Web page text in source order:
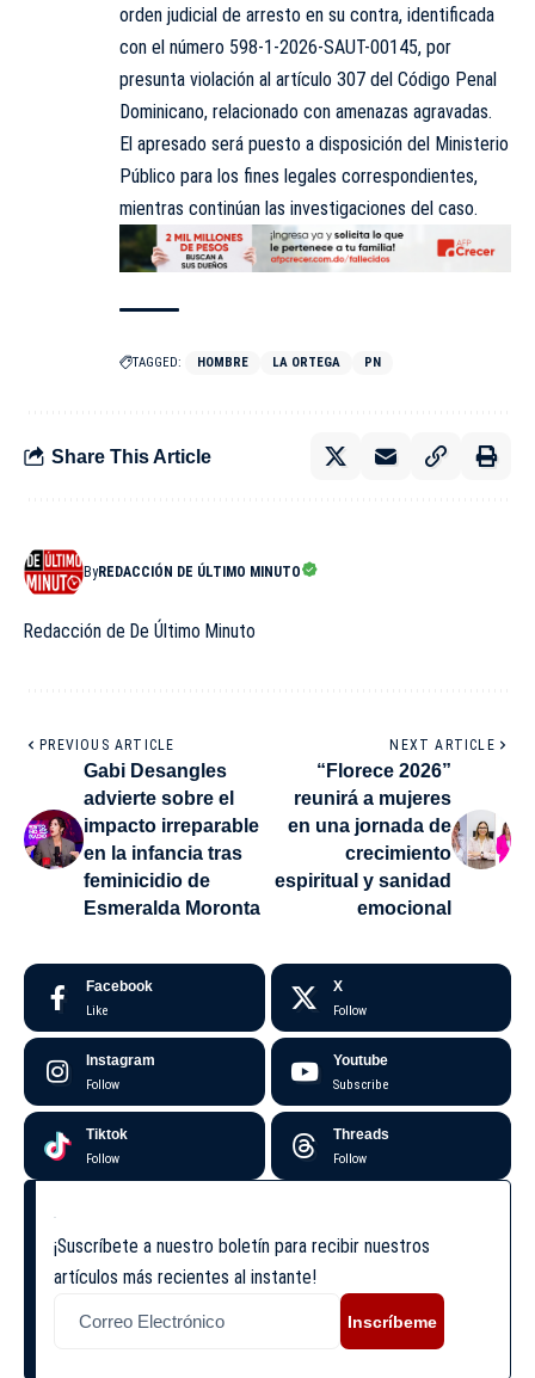
orden judicial de arresto en su contra, identificada
con el número 598-1-2026-SAUT-00145, por
presunta violación al artículo 307 del Código Penal
Dominicano, relacionado con amenazas agravadas.
El apresado será puesto a disposición del Ministerio
Público para los fines legales correspondientes,
mientras continúan las investigaciones del caso.
TAGGED: HOMBRE LA ORTEGA PN
Share This Article
ByREDACCIÓN DE ÚLTIMO MINUTO
Redacción de De Último Minuto
PREVIOUS ARTICLE
Gabi Desangles
advierte sobre el
impacto irreparable
en la infancia tras
feminicidio de
Esmeralda Moronta
NEXT ARTICLE
“Florece 2026”
reunirá a mujeres
en una jornada de
crecimiento
espiritual y sanidad
emocional
Facebook
Like
X
Follow
Instagram
Follow
Youtube
Subscribe
Tiktok
Follow
Threads
Follow
¡Suscríbete a nuestro boletín para recibir nuestros
artículos más recientes al instante!
Inscríbeme